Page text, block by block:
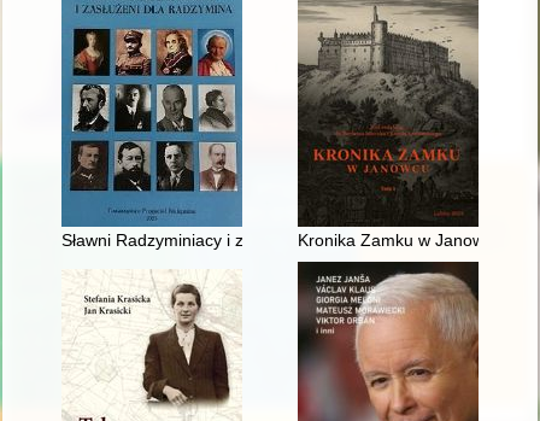
Sławni Radzyminiacy i zasłużeni dla Radzymina
Kronika Zamku w Janowcu. T. 1